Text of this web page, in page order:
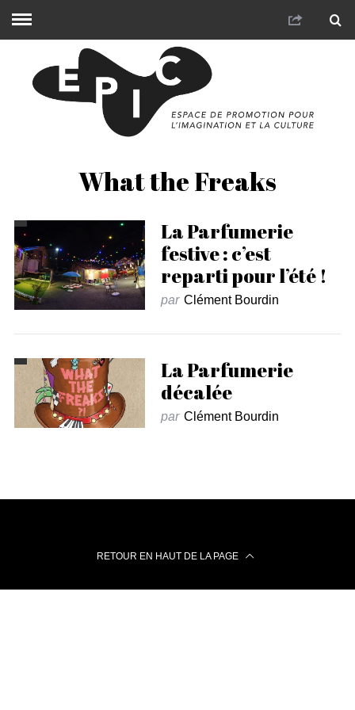
What the Freaks
La Parfumerie
festive : c’est
reparti pour l’été !
par Clément Bourdin
La Parfumerie
décalée
par Clément Bourdin
RETOUR EN HAUT DE LA PAGE